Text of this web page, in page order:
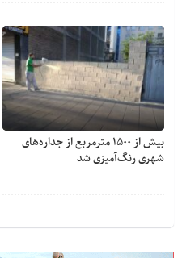
بیش از ۱۵۰۰ مترمربع از جداره‌های
شهری رنگ‌آمیزی شد